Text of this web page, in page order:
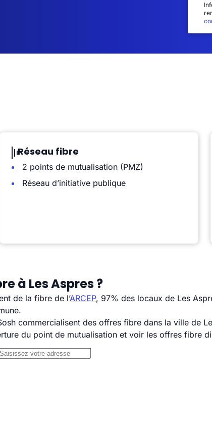
Réseau fibre
2 points de mutualisation (PMZ)
Réseau d’initiative publique
à Les Aspres ?
de la fibre de l’ARCEP, 97% des locaux de Les
commercialisent des offres fibre dans la ville de
du point de mutualisation et voir les offres fibre